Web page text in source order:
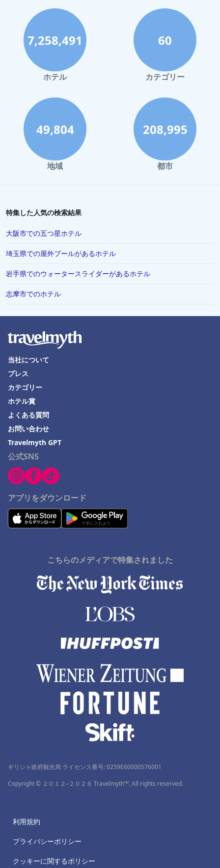
7,258,491
ホテル
60
カテゴリー
49,804
地域
208,995
都市
特集した人気の検索結果
大阪市での五つ星ホテル
埼玉県での屋外プールがあるホテル
岩手県でのウォータースライダーがあるホテル
志摩市でのホテル
公式SNS
アプリをダウンロード
当社について
プレス
カテゴリー
ホテル賞
よくある質問
お問い合わせ
Travelmyth GPT
こちらのメディアで特集されました
ギリシャ政府観光局 ライセンス番号: 0259Ε60000576001
Copyright © ２０１２–２０２６ Travelmyth™. All rights reserved.
利用規約
プライバシーポリシー
クッキーに関するポリシー